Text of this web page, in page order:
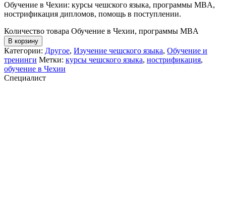
Обучение в Чехии: курсы чешского языка, программы MBA,
нострификация дипломов, помощь в поступлении.
Количество товара Обучение в Чехии, программы MBA
В корзину
Категории: Другое, Изучение чешского языка, Обучение и
тренинги Метки: курсы чешского языка, нострификация,
обучение в Чехии
Специалист